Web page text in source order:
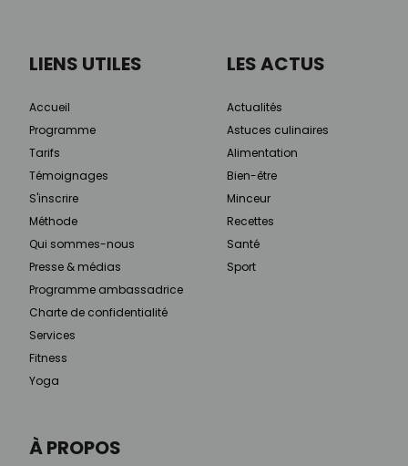
À PROPOS
LIENS UTILES
Accueil
Programme
Tarifs
Témoignages
S'inscrire
Méthode
Qui sommes-nous
Presse & médias
Programme ambassadrice
Charte de confidentialité
Services
Fitness
Yoga
LES ACTUS
Actualités
Astuces culinaires
Alimentation
Bien-être
Minceur
Recettes
Santé
Sport